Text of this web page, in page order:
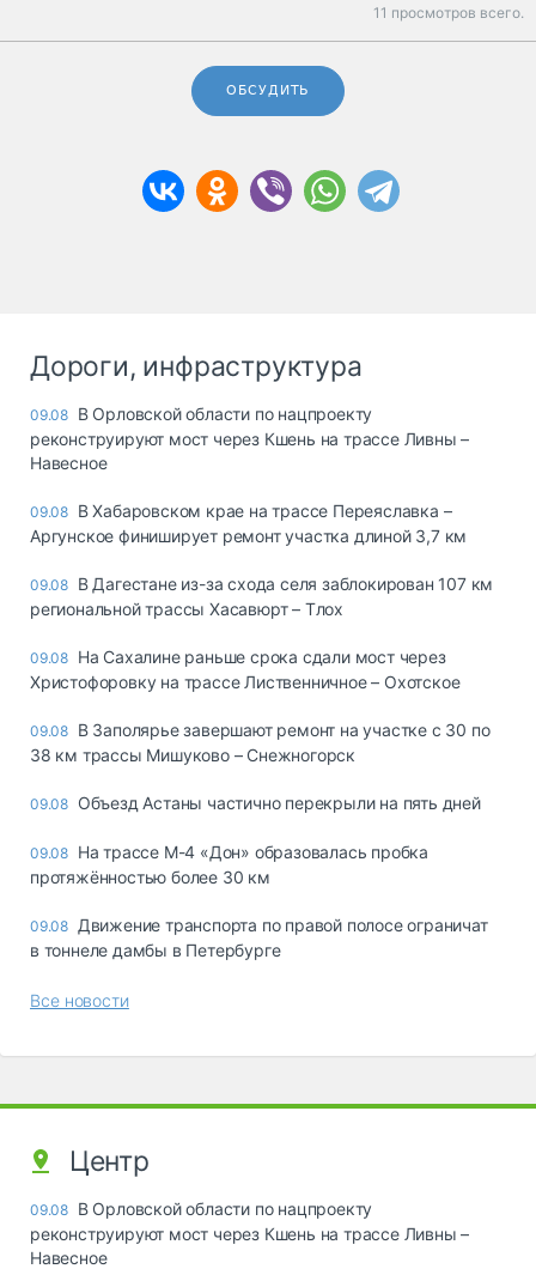
11 просмотров всего.
ОБСУДИТЬ
Дороги, инфраструктура
09.08 В Орловской области по нацпроекту
реконструируют мост через Кшень на трассе Ливны –
Навесное
09.08 В Хабаровском крае на трассе Переяславка –
Аргунское финиширует ремонт участка длиной 3,7 км
09.08 В Дагестане из-за схода селя заблокирован 107 км
региональной трассы Хасавюрт – Тлох
09.08 На Сахалине раньше срока сдали мост через
Христофоровку на трассе Лиственничное – Охотское
09.08 В Заполярье завершают ремонт на участке с 30 по
38 км трассы Мишуково – Снежногорск
09.08 Объезд Астаны частично перекрыли на пять дней
09.08 На трассе М-4 «Дон» образовалась пробка
протяжённостью более 30 км
09.08 Движение транспорта по правой полосе ограничат
в тоннеле дамбы в Петербурге
Все новости
Центр
09.08 В Орловской области по нацпроекту
реконструируют мост через Кшень на трассе Ливны –
Навесное